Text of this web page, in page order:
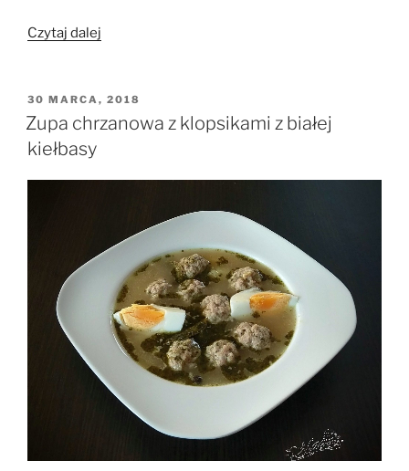
Czytaj dalej
jajek
na
OPUBLIKOWANE
W
30 MARCA, 2018
Zupa chrzanowa z klopsikami z białej
kiełbasy